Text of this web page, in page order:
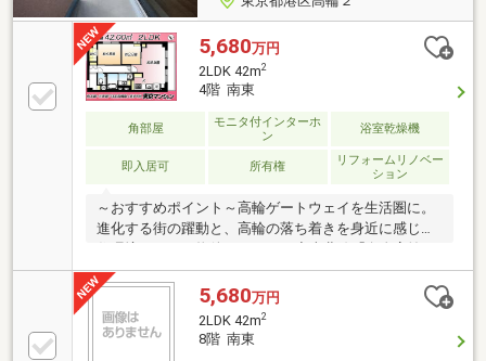
5,680万円
2LDK 42m2
4階 南東
角部屋
モニタ付インターホ
ン
浴室乾燥機
即入居可 所有権
リフォームリノベー
ション
～おすすめポイント～高輪ゲートウェイを生活圏に。
進化する街の躍動と、高輪の落ち着きを身近に感じる
住環境です。～物件スペック～◆南北線「白金高輪」
駅 徒歩6分◆浅草線「泉岳寺」駅 徒歩8分◆浅草線
「高輪台」駅 徒歩13分◆専有面積42.00㎡・居室2部屋
◆4階部分の東南角部屋(2面採光)◆リノベーション済
◆システムキッチン・浴室・給湯器交換◆エレベータ
ー・食洗機・浴室乾燥機・エアコン◆リンコス・ロー
5,680万円
2LDK 42m2
8階 南東